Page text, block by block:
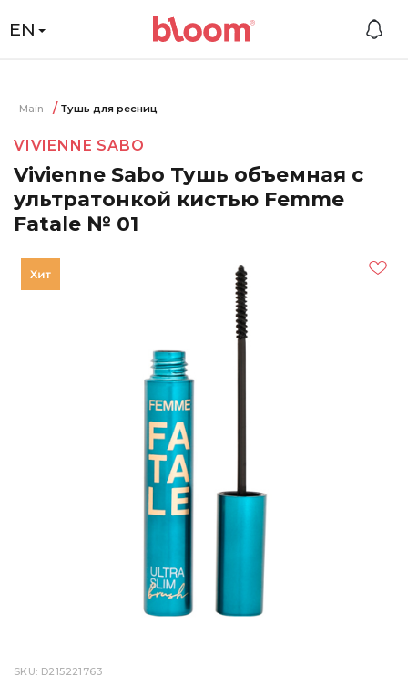
EN
Main Тушь для ресниц
VIVIENNE SABO
Vivienne Sabo Тушь объемная с
ультратонкой кистью Femme
Fatale № 01
SKU: D215221763